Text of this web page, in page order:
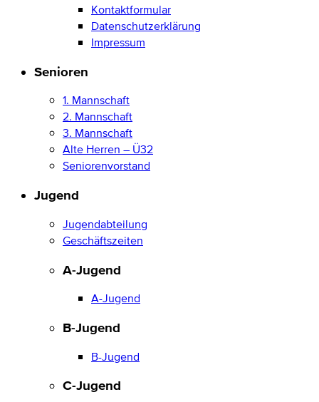
Kontaktformular
Datenschutzerklärung
Impressum
Senioren
1. Mannschaft
2. Mannschaft
3. Mannschaft
Alte Herren – Ü32
Seniorenvorstand
Jugend
Jugendabteilung
Geschäftszeiten
A-Jugend
A-Jugend
B-Jugend
B-Jugend
C-Jugend